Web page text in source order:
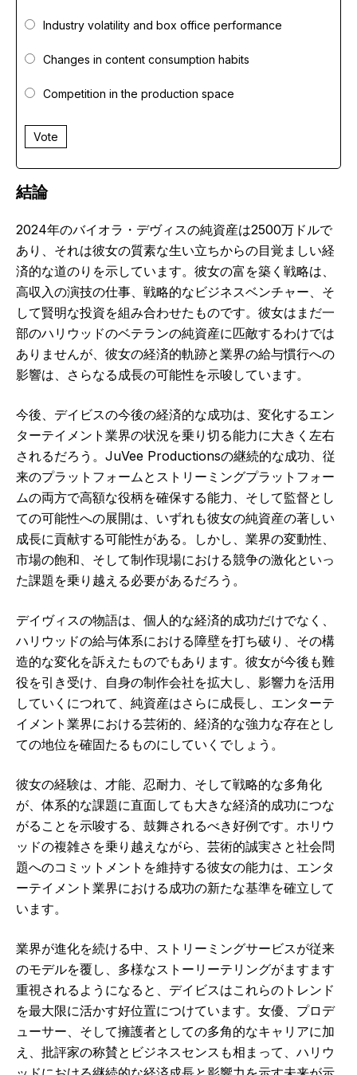
Industry volatility and box office performance
Changes in content consumption habits
Competition in the production space
Vote
結論
2024年のバイオラ・デヴィスの純資産は2500万ドルで
あり、それは彼女の質素な生い立ちからの目覚ましい経
済的な道のりを示しています。彼女の富を築く戦略は、
高収入の演技の仕事、戦略的なビジネスベンチャー、そ
して賢明な投資を組み合わせたものです。彼女はまだ一
部のハリウッドのベテランの純資産に匹敵するわけでは
ありませんが、彼女の経済的軌跡と業界の給与慣行への
影響は、さらなる成長の可能性を示唆しています。
今後、デイビスの今後の経済的な成功は、変化するエン
ターテイメント業界の状況を乗り切る能力に大きく左右
されるだろう。JuVee Productionsの継続的な成功、従
来のプラットフォームとストリーミングプラットフォー
ムの両方で高額な役柄を確保する能力、そして監督とし
ての可能性への展開は、いずれも彼女の純資産の著しい
成長に貢献する可能性がある。しかし、業界の変動性、
市場の飽和、そして制作現場における競争の激化といっ
た課題を乗り越える必要があるだろう。
デイヴィスの物語は、個人的な経済的成功だけでなく、
ハリウッドの給与体系における障壁を打ち破り、その構
造的な変化を訴えたものでもあります。彼女が今後も難
役を引き受け、自身の制作会社を拡大し、影響力を活用
していくにつれて、純資産はさらに成長し、エンターテ
イメント業界における芸術的、経済的な強力な存在とし
ての地位を確固たるものにしていくでしょう。
彼女の経験は、才能、忍耐力、そして戦略的な多角化
が、体系的な課題に直面しても大きな経済的成功につな
がることを示唆する、鼓舞されるべき好例です。ホリウ
ッドの複雑さを乗り越えながら、芸術的誠実さと社会問
題へのコミットメントを維持する彼女の能力は、エンタ
ーテイメント業界における成功の新たな基準を確立して
います。
業界が進化を続ける中、ストリーミングサービスが従来
のモデルを覆し、多様なストーリーテリングがますます
重視されるようになると、デイビスはこれらのトレンド
を最大限に活かす好位置につけています。女優、プロデ
ューサー、そして擁護者としての多角的なキャリアに加
え、批評家の称賛とビジネスセンスも相まって、ハリウ